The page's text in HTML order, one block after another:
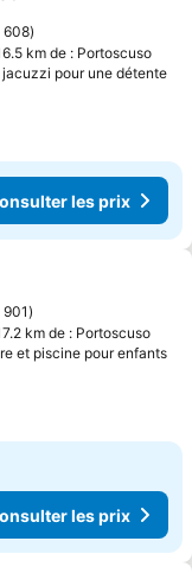
favoris
608
km de : Portoscuso
pour une détente
les prix
favoris
901
km de : Portoscuso
et piscine pour enfants
les prix